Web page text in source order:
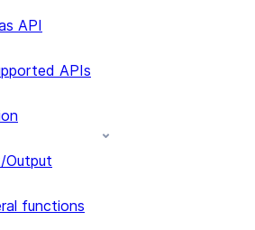
API
APIs
Output
functions